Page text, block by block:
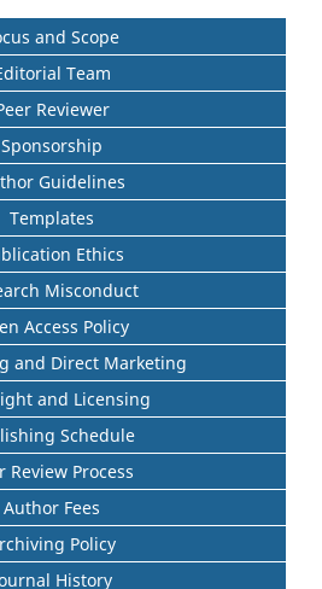
and Scope
Team
Reviewer
Sponsorship
Guidelines
Templates
Ethics
Misconduct
Access Policy
and Direct Marketing
and Licensing
Schedule
Review Process
Author Fees
Policy
History